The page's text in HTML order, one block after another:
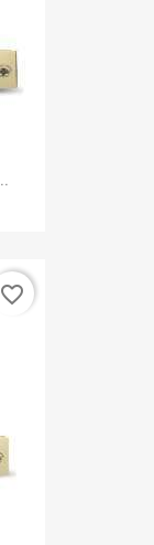
favorite_border